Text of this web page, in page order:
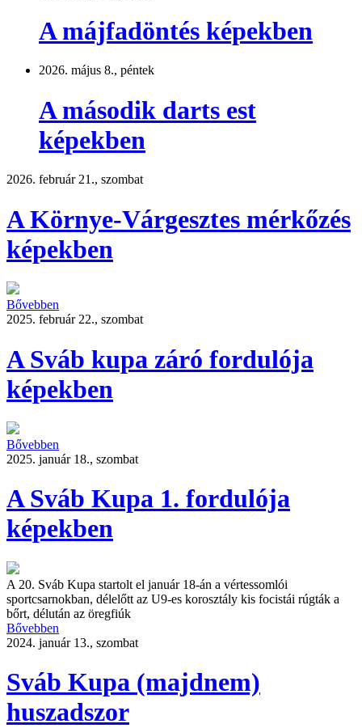
A májfadöntés képekben
2026. május 8., péntek
A második darts est
képekben
2026. február 21., szombat
A Környe-Várgesztes mérkőzés
képekben
Bővebben
2025. február 22., szombat
A Sváb kupa záró fordulója
képekben
Bővebben
2025. január 18., szombat
A Sváb Kupa 1. fordulója
képekben
A 20. Sváb Kupa startolt el január 18-án a vértessomlói
sportcsarnokban, délelőtt az U9-es korosztály kis focistái rúgták a
bőrt, délután az öregfiúk
Bővebben
2024. január 13., szombat
Sváb Kupa (majdnem)
huszadszor